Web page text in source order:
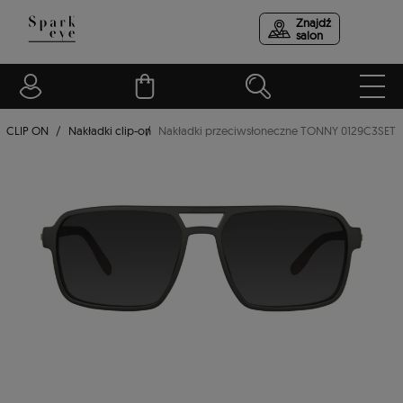
Znajdź
salon
CLIP ON Nakładki clip-on Nakładki przeciwsłoneczne TONNY 0129C3SET